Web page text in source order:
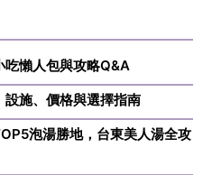
吃懶人包與攻略Q&A
施、價格與選擇指南
泡湯勝地，台東美人湯全攻